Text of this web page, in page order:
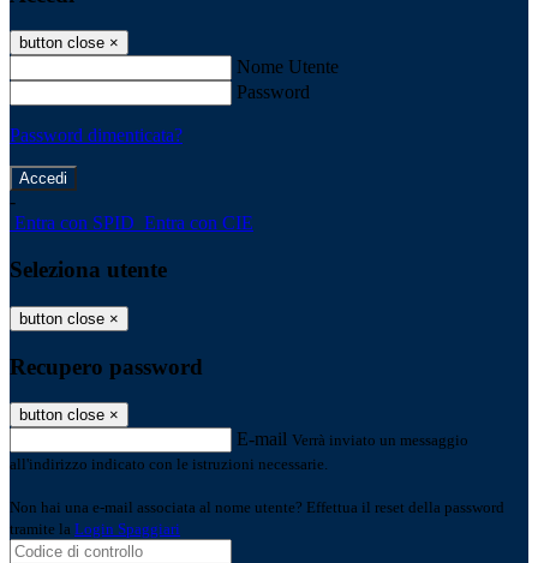
button close ×
Nome Utente
Password
Password dimenticata?
-
Entra con SPID Entra con CIE
Seleziona utente
button close ×
Recupero password
button close ×
E-mail Verrà inviato un messaggio
all'indirizzo indicato con le istruzioni necessarie.
Non hai una e-mail associata al nome utente? Effettua il reset della password
tramite la Login Spaggiari